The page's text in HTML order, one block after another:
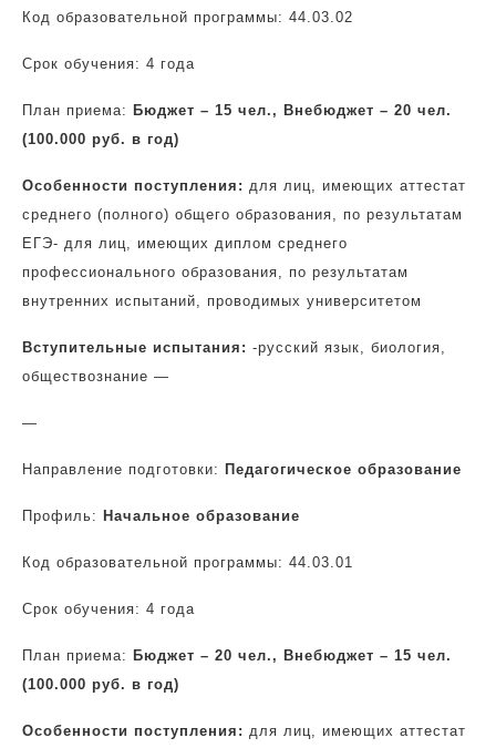
Код образовательной программы: 44.03.02
Срок обучения: 4 года
План приема: Бюджет – 15 чел., Внебюджет – 20 чел.
(100.000 руб. в год)
Особенности поступления: для лиц, имеющих аттестат
среднего (полного) общего образования, по результатам
ЕГЭ- для лиц, имеющих диплом среднего
профессионального образования, по результатам
внутренних испытаний, проводимых университетом
Вступительные испытания: -русский язык, биология,
обществознание —
—
Направление подготовки: Педагогическое образование
Профиль: Начальное образование
Код образовательной программы: 44.03.01
Срок обучения: 4 года
План приема: Бюджет – 20 чел., Внебюджет – 15 чел.
(100.000 руб. в год)
Особенности поступления: для лиц, имеющих аттестат